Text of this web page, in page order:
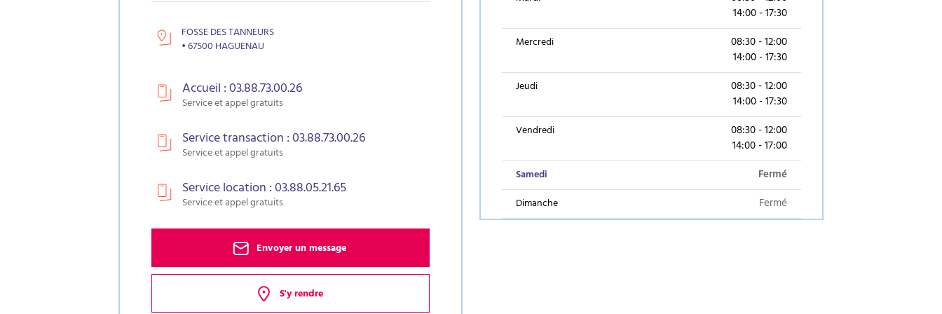
FOSSE DES TANNEURS
• 67500 HAGUENAU
Accueil : 03.88.73.00.26
Service et appel gratuits
Service transaction : 03.88.73.00.26
Service et appel gratuits
Service location : 03.88.05.21.65
Service et appel gratuits
Envoyer un message
S'y rendre
14:00 - 17:30
Mercredi 08:30 - 12:00
14:00 - 17:30
Jeudi 08:30 - 12:00
14:00 - 17:30
Vendredi 08:30 - 12:00
14:00 - 17:00
Samedi Fermé
Dimanche Fermé